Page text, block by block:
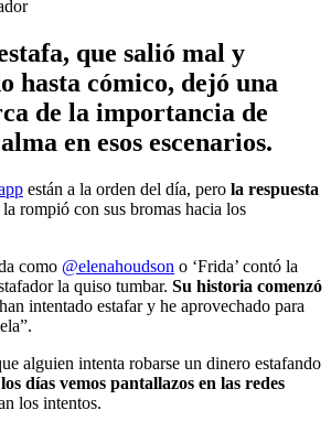
que salió mal y
hasta cómico, dejó una
de la importancia de
en esos escenarios.
están a la orden del día, pero la respuesta
la rompió con sus bromas hacia los
como @elenahoudson o ‘Frida’ contó la
la quiso tumbar. Su historia comenzó
intentado estafar y he aprovechado para
alguien intenta robarse un dinero estafando
días vemos pantallazos en las redes
los intentos.